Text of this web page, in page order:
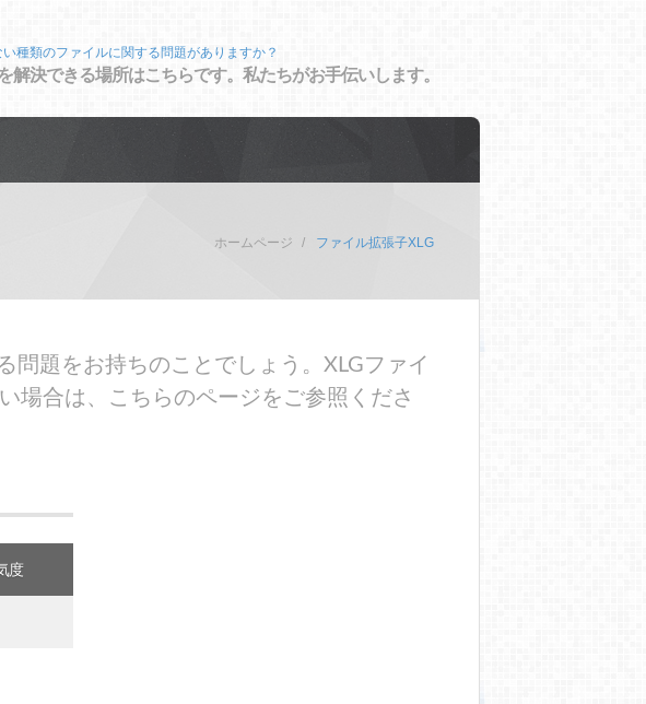
種類のファイルに関する問題がありますか？
解決できる場所はこちらです。私たちがお手伝いします。
ホームページ ファイル拡張子XLG
問題をお持ちのことでしょう。XLGファイ
場合は、こちらのページをご参照くださ
度